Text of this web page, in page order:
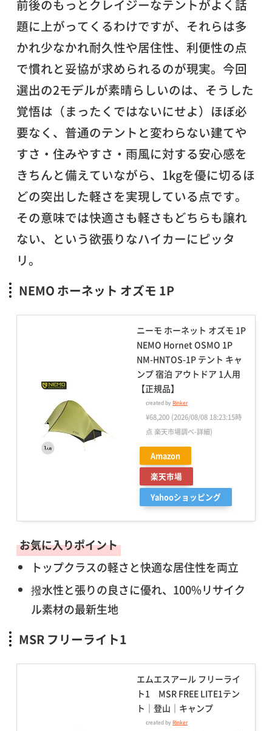
前後のもっとクレイジーなテントがよく話
題に上がってくるわけですが、それらは多
かれ少なかれ耐久性や居住性、利便性の点
で慣れと妥協が求められるのが現実。今回
選出の2モデルが素晴らしいのは、そうした
覚悟は（まったくではないにせよ）ほぼ必
要なく、普通のテントと変わらない建てや
すさ・住みやすさ・雨風に対する安心感を
きちんと備えていながら、1kgを優に切るほ
どの突出した軽さを実現している点です。
その意味では快適さも軽さもどちらも譲れ
ない、という欲張りなハイカーにピッタ
リ。
NEMO ホーネット オズモ 1P
ニーモ ホーネット オズモ 1P
NEMO Hornet OSMO 1P
NM-HNTOS-1P テント キャ
ンプ 宿泊 アウトドア 1人用
【正規品】
created byRinker
¥68,200 (2026/08/08 18:23:15時
点 楽天市場調べ-詳細)
Amazon
楽天市場
Yahooショッピング
お気に入りポイント
トップクラスの軽さと快適な居住性を両立
撥水性と張りの良さに優れ、100%リサイク
ル素材の最新生地
MSR フリーライト1
エムエスアール フリーライ
ト1 MSR FREE LITE1テン
ト｜登山｜キャンプ
created byRinker